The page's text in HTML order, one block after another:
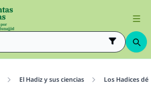
El Hadiz y sus ciencias Los Hadices